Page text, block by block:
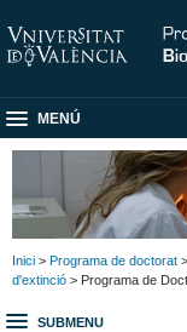
MENÚ
Inici > Programa de doctorat >
d'extinció > Programa de
SUBMENU